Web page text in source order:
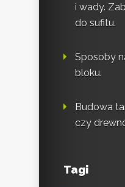
i wady.
do sufitu.
Sposoby
bloku.
Budowa
czy
Tagi